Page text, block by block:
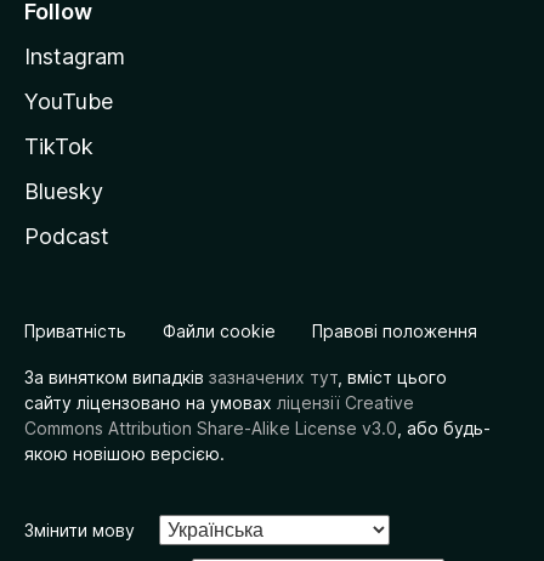
Follow
Instagram
YouTube
TikTok
Bluesky
Podcast
Приватність Файли cookie Правові положення
За винятком випадків зазначених тут , вміст цього
сайту ліцензовано на умовах ліцензії Creative
Commons Attribution Share-Alike License v3.0 , або будь-
якою новішою версією.
Змінити мову